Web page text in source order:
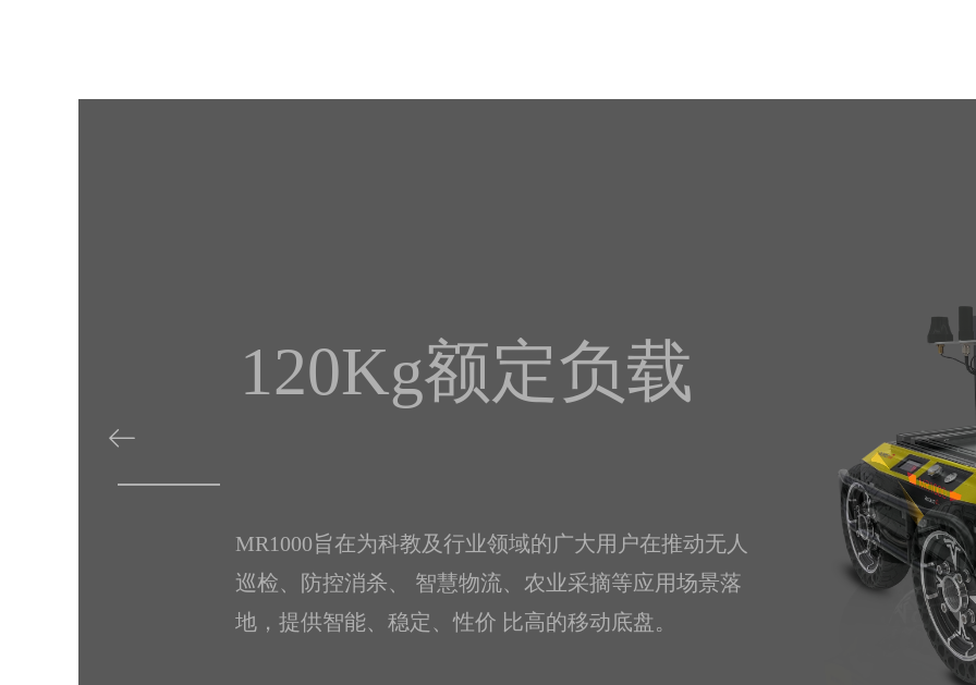
IP65防护等级
MR1000在动力、续航、负载、行走系统等方面做了全
方位的升级，可以满足科研客户对户外移动底盘的需
求，还可以达到部分行业应用的要求。
ꂃ